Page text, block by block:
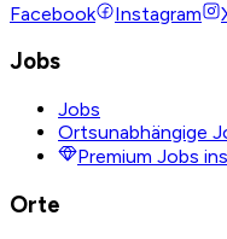
Facebook
Instagram
Jobs
Jobs
Ortsunabhängige
Premium Jobs
Orte